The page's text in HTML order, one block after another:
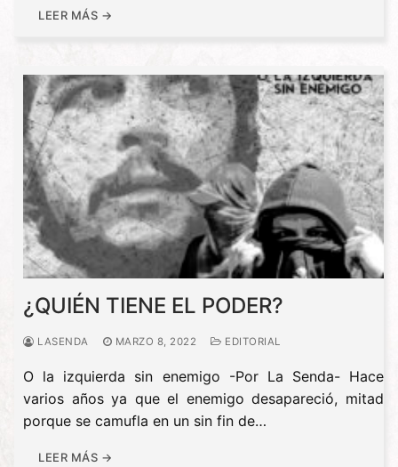
LEER MÁS →
¿QUIÉN TIENE EL PODER?
LASENDA MARZO 8, 2022 EDITORIAL
O la izquierda sin enemigo -Por La Senda- Hace
varios años ya que el enemigo desapareció, mitad
porque se camufla en un sin fin de…
LEER MÁS →